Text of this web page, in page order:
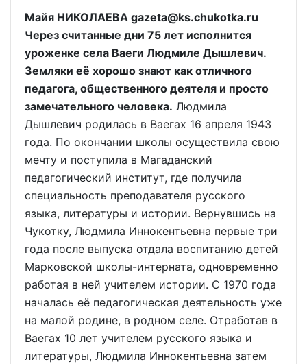
Майя НИКОЛАЕВА gazeta@ks.chukotka.ru
Через считанные дни 75 лет исполнится
уроженке села Ваеги Людмиле Дышлевич.
Земляки её хорошо знают как отличного
педагога, общественного деятеля и просто
замечательного человека. Людмила
Дышлевич родилась в Ваегах 16 апреля 1943
года. По окончании школы осуществила свою
мечту и поступила в Магаданский
педагогический институт, где получила
специальность преподавателя русского
языка, литературы и истории. Вернувшись на
Чукотку, Людмила Иннокентьевна первые три
года после выпуска отдала воспитанию детей
Марковской школы-интерната, одновременно
работая в ней учителем истории. С 1970 года
началась её педагогическая деятельность уже
на малой родине, в родном селе. Отработав в
Ваегах 10 лет учителем русского языка и
литературы, Людмила Иннокентьевна затем